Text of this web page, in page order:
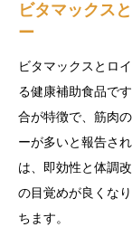
ビタマックス
ー
ビタマックスとロ
る健康補助食品で
合が特徴で、筋肉
ーが多いと報告さ
は、即効性と体調
の目覚めが良くな
ちます。